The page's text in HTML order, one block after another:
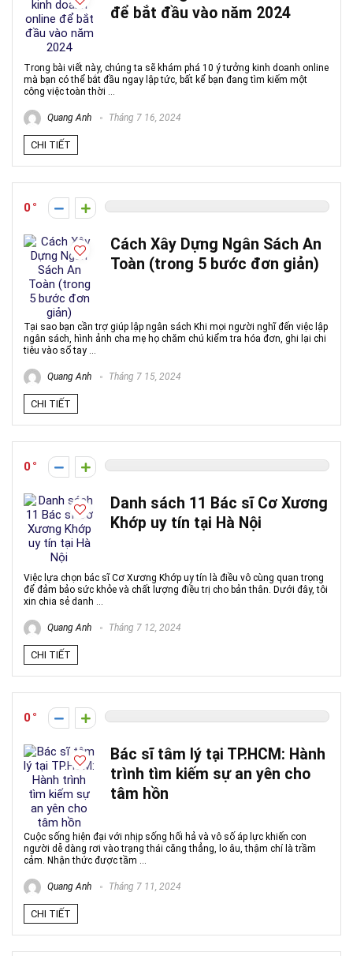
để bắt đầu vào năm 2024
Trong bài viết này, chúng ta sẽ khám phá 10 ý tưởng kinh doanh online
mà bạn có thể bắt đầu ngay lập tức, bất kể bạn đang tìm kiếm một
công việc toàn thời ...
Quang Anh Tháng 7 16, 2024
CHI TIẾT
0
Cách Xây Dựng Ngân Sách An
Toàn (trong 5 bước đơn giản)
Tại sao bạn cần trợ giúp lập ngân sách Khi mọi người nghĩ đến việc lập
ngân sách, hình ảnh cha mẹ họ chăm chú kiểm tra hóa đơn, ghi lại chi
tiêu vào sổ tay ...
Quang Anh Tháng 7 15, 2024
CHI TIẾT
0
Danh sách 11 Bác sĩ Cơ Xương
Khớp uy tín tại Hà Nội
Việc lựa chọn bác sĩ Cơ Xương Khớp uy tín là điều vô cùng quan trọng
để đảm bảo sức khỏe và chất lượng điều trị cho bản thân. Dưới đây, tôi
xin chia sẻ danh ...
Quang Anh Tháng 7 12, 2024
CHI TIẾT
0
Bác sĩ tâm lý tại TP.HCM: Hành
trình tìm kiếm sự an yên cho
tâm hồn
Cuộc sống hiện đại với nhịp sống hối hả và vô số áp lực khiến con
người dễ dàng rơi vào trạng thái căng thẳng, lo âu, thậm chí là trầm
cảm. Nhận thức được tầm ...
Quang Anh Tháng 7 11, 2024
CHI TIẾT